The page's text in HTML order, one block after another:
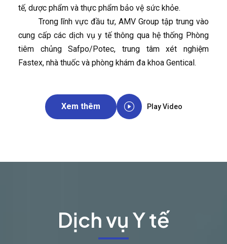
tế, dược phẩm và thực phẩm bảo vệ sức khỏe.
Trong lĩnh vực đầu tư, AMV Group tập trung vào
cung cấp các dịch vụ y tế thông qua hệ thống Phòng
tiêm chủng Safpo/Potec, trung tâm xét nghiệm
Fastex, nhà thuốc và phòng khám đa khoa Gentical.
Xem thêm Play Video
Dịch vụ Y tế